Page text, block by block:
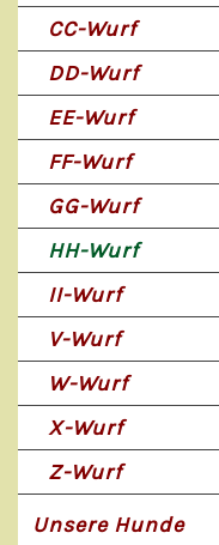
CC-Wurf
DD-Wurf
EE-Wurf
FF-Wurf
GG-Wurf
HH-Wurf
II-Wurf
V-Wurf
W-Wurf
X-Wurf
Z-Wurf
Unsere Hunde